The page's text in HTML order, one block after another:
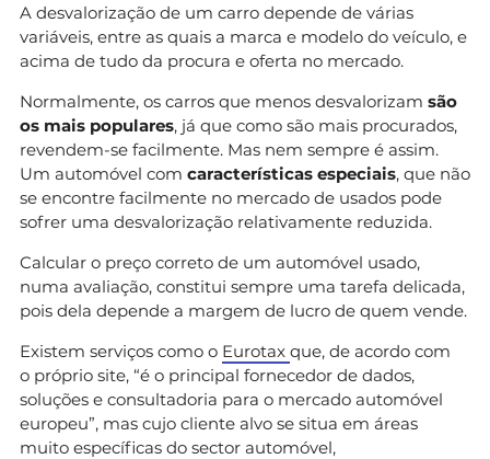
A desvalorização de um carro depende de várias
variáveis, entre as quais a marca e modelo do veículo, e
acima de tudo da procura e oferta no mercado.
Normalmente, os carros que menos desvalorizam são
os mais populares, já que como são mais procurados,
revendem-se facilmente. Mas nem sempre é assim.
Um automóvel com características especiais, que não
se encontre facilmente no mercado de usados pode
sofrer uma desvalorização relativamente reduzida.
Calcular o preço correto de um automóvel usado,
numa avaliação, constitui sempre uma tarefa delicada,
pois dela depende a margem de lucro de quem vende.
Existem serviços como o Eurotax que, de acordo com
o próprio site, “é o principal fornecedor de dados,
soluções e consultadoria para o mercado automóvel
europeu”, mas cujo cliente alvo se situa em áreas
muito específicas do sector automóvel,